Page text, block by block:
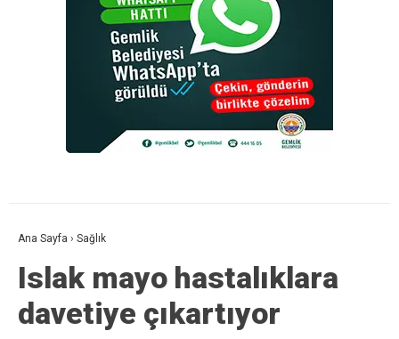
Ana Sayfa › Sağlık
Islak mayo hastalıklara
davetiye çıkartıyor